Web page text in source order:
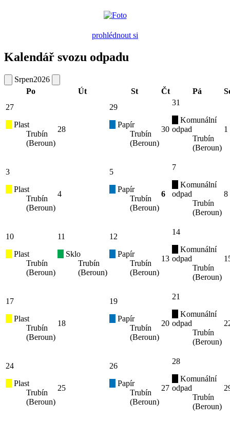
prohlédnout si
Kalendář svozu odpadu
Srpen2026
Po
Út St Čt Pá
27
Plast
Trubín
(Beroun)
28
29
Papír
Trubín
(Beroun)
30
31
Komunální
odpad
Trubín
(Beroun)
1
3
Plast
Trubín
(Beroun)
4
5
Papír
Trubín
(Beroun)
6
7
Komunální
odpad
Trubín
(Beroun)
8
10
Plast
Trubín
(Beroun)
11
Sklo
Trubín
(Beroun)
12
Papír
Trubín
(Beroun)
13
14
Komunální
odpad
Trubín
(Beroun)
17
Plast
Trubín
(Beroun)
18
19
Papír
Trubín
(Beroun)
20
21
Komunální
odpad
Trubín
(Beroun)
24
Plast
Trubín
(Beroun)
25
26
Papír
Trubín
(Beroun)
27
28
Komunální
odpad
Trubín
(Beroun)